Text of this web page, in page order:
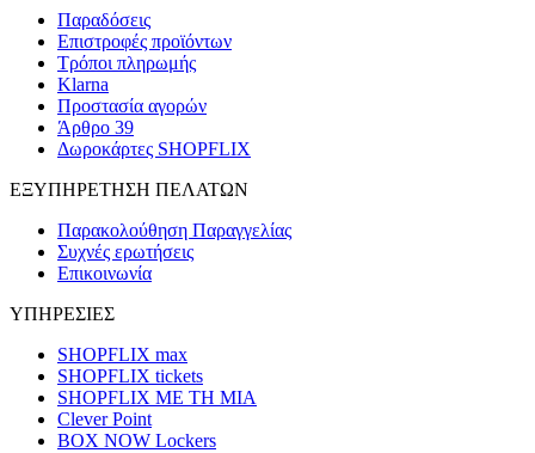
Παραδόσεις
Επιστροφές προϊόντων
Τρόποι πληρωμής
Klarna
Προστασία αγορών
Άρθρο 39
Δωροκάρτες SHOPFLIX
ΕΞΥΠΗΡΕΤΗΣΗ ΠΕΛΑΤΩΝ
Παρακολούθηση Παραγγελίας
Συχνές ερωτήσεις
Επικοινωνία
ΥΠΗΡΕΣΙΕΣ
SHOPFLIX max
SHOPFLIX tickets
SHOPFLIX ΜΕ ΤΗ ΜΙΑ
Clever Point
BOX NOW Lockers